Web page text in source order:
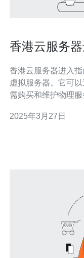
香港云服务
香港云服务器进入指南 云服务器是一种基于云计算
虚拟服务器。它可
需购买和维护物理
港作为国际金融中心
2025年3月27日